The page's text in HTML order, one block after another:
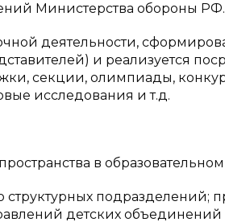
Министерства обороны РФ.
деятельности,
и реализуется
секции, олимпиады,
исследования и т.д.
в
подразделений;
детских объединений